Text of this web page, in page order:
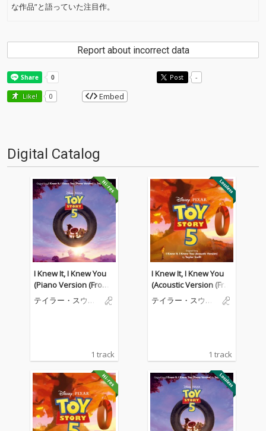
な作品”と語っていた注目作。
Report about incorrect data
Post -
Like! 0 Embed
Digital Catalog
I Knew It, I Knew You
(Piano Version (From
"Toy Story 5"))
テイラー・スウィ
1 track
I Knew It, I Knew You
(Acoustic Version (Fro
m "Toy Story 5"))
テイラー・スウィ
1 track